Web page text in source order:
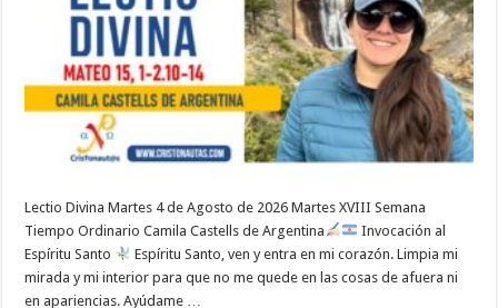
Lectio Divina Martes 4 de Agosto de 2026 Martes XVIII Semana
Tiempo Ordinario Camila Castells de Argentina
Invocación al
Espíritu Santo
Espíritu Santo, ven y entra en mi corazón. Limpia mi
mirada y mi interior para que no me quede en las cosas de afuera ni
en apariencias. Ayúdame …